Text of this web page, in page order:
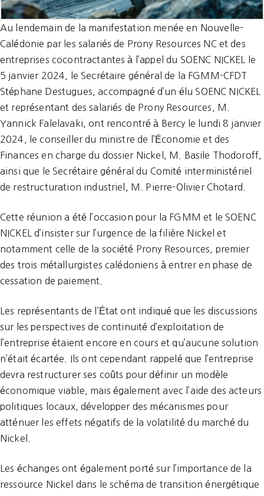
Au lendemain de la manifestation menée en Nouvelle-
Calédonie par les salariés de Prony Resources NC et des
entreprises cocontractantes à l’appel du SOENC NICKEL le
5 janvier 2024, le Secrétaire général de la FGMM-CFDT
Stéphane Destugues, accompagné d’un élu SOENC NICKEL
et représentant des salariés de Prony Resources, M.
Yannick Falelavaki, ont rencontré à Bercy le lundi 8 janvier
2024, le conseiller du ministre de l’Économie et des
Finances en charge du dossier Nickel, M. Basile Thodoroff,
ainsi que le Secrétaire général du Comité interministériel
de restructuration industriel, M. Pierre-Olivier Chotard.
Cette réunion a été l’occasion pour la FGMM et le SOENC
NICKEL d’insister sur l’urgence de la filière Nickel et
notamment celle de la société Prony Resources, premier
des trois métallurgistes calédoniens à entrer en phase de
cessation de paiement.
Les représentants de l’État ont indiqué que les discussions
sur les perspectives de continuité d’exploitation de
l’entreprise étaient encore en cours et qu’aucune solution
n’était écartée. Ils ont cependant rappelé que l’entreprise
devra restructurer ses coûts pour définir un modèle
économique viable, mais également avec l’aide des acteurs
politiques locaux, développer des mécanismes pour
atténuer les effets négatifs de la volatilité du marché du
Nickel.
Les échanges ont également porté sur l’importance de la
ressource Nickel dans le schéma de transition énergétique